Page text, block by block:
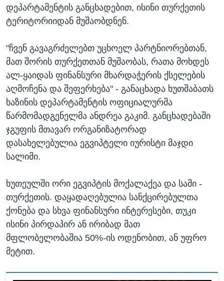
დეპარტამენტის განცხადებით, ისინი თურქეთის
ტერიტორიიდან მუშაობდნენ.
"ჩვენ გავაგრძელებთ უცხოელ პარტნიორებთან,
მათ შორის თურქეთთან მუშაობას, რათა მოხდეს
ალ-ყაიდას ფინანსური მხარდაჭერის ქსელების
აღმოჩენა და შეფერხება" - განაცხადა ხუთშაბათს
ხაზინის დეპარტამენტის ოფიციალურმა
წარმომადგენელმა ანდრეა გაკიმ. განცხადებაში
ჯგუფის მთავარ ორგანიზატორად
დასახელებულია ეგვიპტელი იურისტი მაჯდი
სალიმი.
ხუთეულში ორი ეგვიპტის მოქალაქეა და სამი -
თურქეთის. დაყადაღებულია სანქცირებულთა
ქონება და სხვა ფინანსური ინტერესები, თუკი
ისინი პირდაპირ ან ირიბად მათ
მფლობელობაშია 50%-ის ოდენობით, ან უფრო
მეტით.